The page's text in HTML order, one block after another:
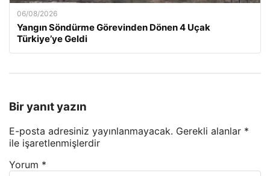
06/08/2026
Yangın Söndürme Görevinden Dönen 4 Uçak
Türkiye’ye Geldi
Bir yanıt yazın
E-posta adresiniz yayınlanmayacak. Gerekli alanlar *
ile işaretlenmişlerdir
Yorum *